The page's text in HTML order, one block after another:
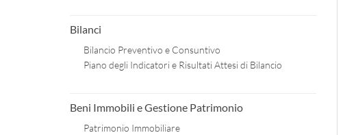
Bilanci
Bilancio Preventivo e Consuntivo
Piano degli Indicatori e Risultati Attesi di Bilancio
Beni Immobili e Gestione Patrimonio
Patrimonio Immobiliare